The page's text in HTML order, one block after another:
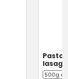
Pasta
500g ℮